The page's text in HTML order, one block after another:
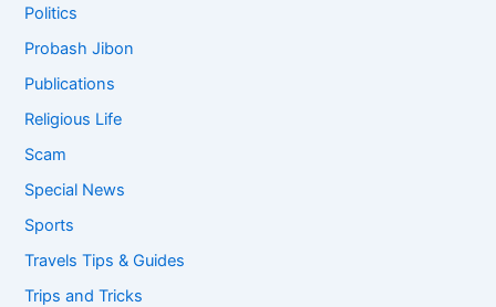
Politics
Probash Jibon
Publications
Religious Life
Scam
Special News
Sports
Travels Tips & Guides
Trips and Tricks